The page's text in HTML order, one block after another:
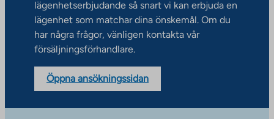
lägenhetserbjudande så snart vi kan erbjuda en
lägenhet som matchar dina önskemål. Om du
har några frågor, vänligen kontakta vår
försäljningsförhandlare.
Öppna ansökningssidan